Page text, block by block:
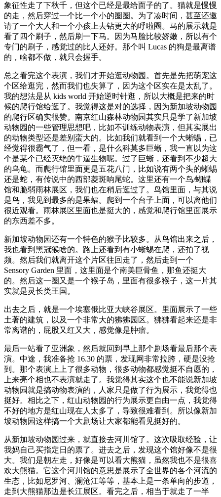
象征性走了下秋千，但这个已经是最给面子的了。猫就是慢慢
的走，然后穿过一个比一个小的圈圈。为了凑时间，甚至还邀
请了一个大人和一个小孩上去钻更大的呼啦圈。马的展示就是
看了四个刷子，然后刷一下马。因为马脸比较娇嫩，所以有个
专门的刷子，感觉过的比人还好。那个叫 Lucas 的狗是最离谱
的，啥都不做，就只会握手。
总之看完这个表演，我们才开始逛动物园。首先是先把萌宠这
个区给逛完，然而我们也失算了，因为这个区实在是太乱了。
我的想法是从 kids world 开始逆时针逛，所以大概是把来的时
候的爬行馆给逛了。我觉得这是对的选择，因为新加坡动物园
的爬行区确实很赞。南京红山森林动物园其实只是学了新加坡
动物园的一些管理思想吧，比如不训练动物表演，但其实展出
的动物类型还是差别蛮大的。比如我们就看到一个大蜥蜴，已
经觉得很霸气了，但一看，是什么科莫多巨蜥，我一直以为这
个是某个已经灭绝的牛逼生物呢。过了巨蜥，还看到不少超大
的乌龟。而爬行馆里面更是五花八门，比如说有两个头的蜥蜴
还是蛇，有传说中的西部菱斑响尾蛇。这里还有一个鸟/蝴蝶
馆和脆弱雨林展区，我们也在稍后逛过了。鸟馆里面，与其说
是鸟，我见到最多的是果蝠。爬到一个台子上面，可以离他们
很近观看。雨林展区里面也是挺大的，感觉和爬行馆里面展示
的东西差不多。
新加坡动物园还有一个特色的猴子比较多。从鸟馆出来之后，
我也看到黑冠猴啥的。路上还看到有小蜥蜴在爬，还拍了视
频。然后我们就离开这个片区往回走了，然后走到一个
Sensory Garden 里面，这里面是个南美巨骨鱼，那鱼还挺大
的。然后这一圈又是一个猴子岛，里面有很多猴子，这一片其
实就是灵长类王国。
出去之后，就是一个埃塞俄比亚大峡谷展区。里面展示了一些
土著的建筑，以及一个非常大的狒狒园区。狒狒看起来还是非
常离谱的，屁股又红又大，感觉像是肿瘤。
最后一站看了亚洲象，然后就回到早上那个剧场看最后那个表
演。中途，我准备抢 16.30 的票，发现网非常拉胯，硬是没抢
到。那个表演上上了很多动物，很多动物都感觉挺不自愿的，
上来亮个相也不表演就走了。我觉得其实这个也不能说新加坡
动物园就是搞动物表演的，人家只是做了行为展示，我觉得也
挺好。相比之下，红山动物园的行为展示更自由一点，我觉得
不好的地方是红山现在人太多了，导致很难看到。所以像新加
坡动物园这样搞一个大剧场让大家都能看见挺好的。
从新加坡动物园过来，就直接去河川馆了。这次吸取经验，让
我妈自己买指定日的票了。进去之后，发现这个馆好像不是很
大。我们是朝左走，好像是可以看大熊猫，虽然我也不是很喜
欢大熊猫。它这个河川馆的意思是展示了全世界的各个河流的
生态，比如尼罗河、澜沧江等等，基本上是一条单向的步道，
走到大熊猫那边是长江展区。看完之后，相当于就走了一半